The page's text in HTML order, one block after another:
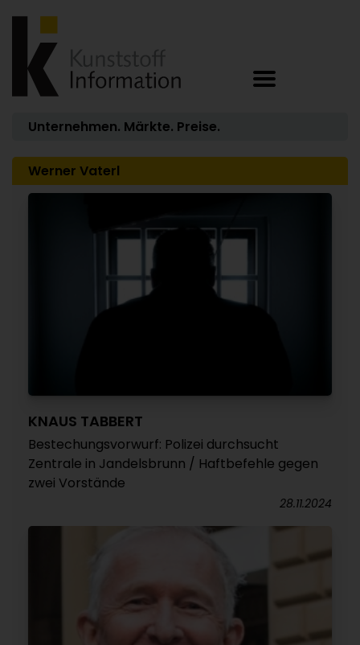
Unternehmen. Märkte. Preise.
Werner Vaterl
KNAUS TABBERT
Bestechungsvorwurf: Polizei durchsucht
Zentrale in Jandelsbrunn / Haftbefehle gegen
zwei Vorstände
28.11.2024